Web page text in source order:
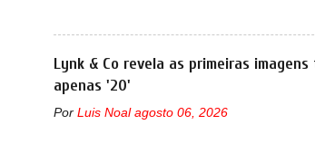
Seal 06 EV, lançado no
modelo agora passará a
traseira, que vão
ainda sem motivos para
percebe que o sedã
Lynk & Co revela as primeiras
apenas '20'
Por Luis Noal agosto 06, 2026